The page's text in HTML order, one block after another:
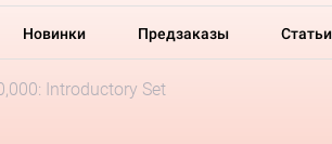
Новинки Предзаказы Статьи
Introductory Set